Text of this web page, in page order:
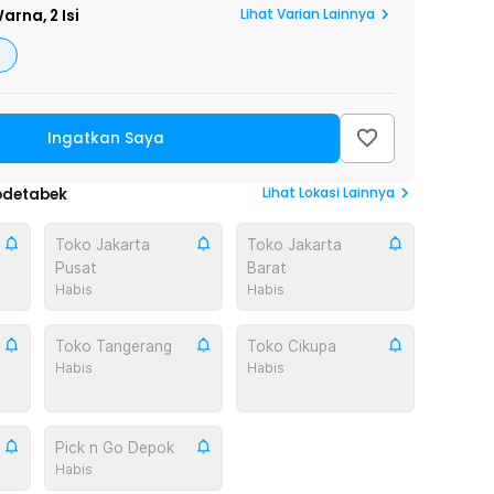
2 Isi Lihat Varian Lainnya
Ingatkan Saya
Lihat Lokasi Lainnya
Toko Jakarta
Pusat
Habis
Toko Jakarta
Barat
Habis
Toko Tangerang
Habis
Toko Cikupa
Habis
Pick n Go Depok
Habis